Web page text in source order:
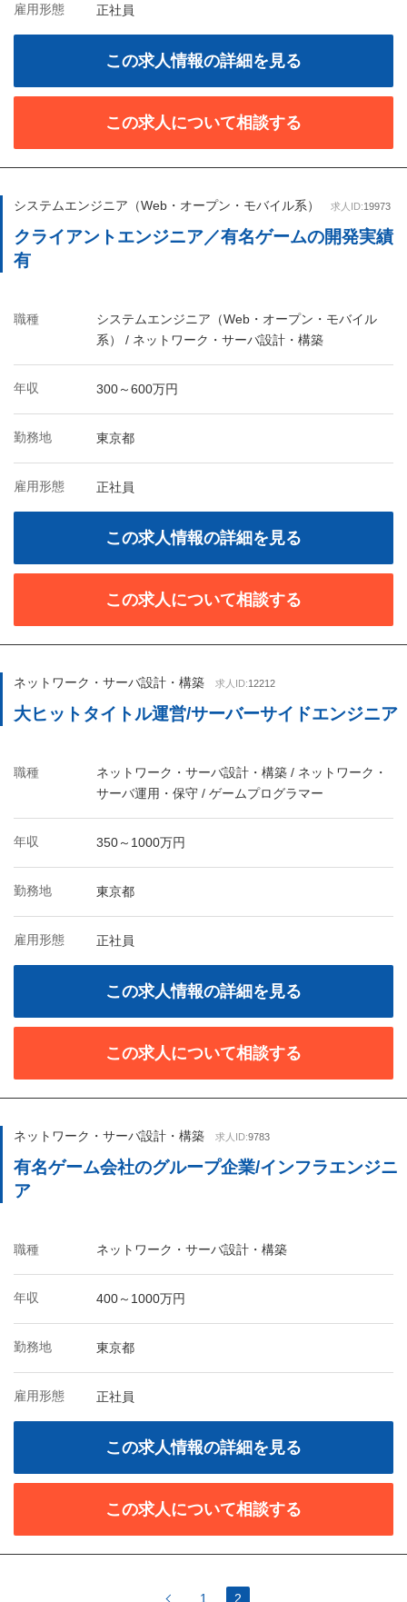
雇用形態 正社員
この求人情報の詳細を見る
この求人について相談する
システムエンジニア（Web・オープン・モバイル系） 求人ID:19973
クライアントエンジニア／有名ゲームの開発実績
有
職種
システムエンジニア（Web・オープン・モバイル
系） / ネットワーク・サーバ設計・構築
年収 300～600万円
勤務地 東京都
雇用形態 正社員
この求人情報の詳細を見る
この求人について相談する
ネットワーク・サーバ設計・構築 求人ID:12212
大ヒットタイトル運営/サーバーサイドエンジニア
職種
ネットワーク・サーバ設計・構築 / ネットワーク・
サーバ運用・保守 / ゲームプログラマー
年収 350～1000万円
勤務地 東京都
雇用形態 正社員
この求人情報の詳細を見る
この求人について相談する
ネットワーク・サーバ設計・構築 求人ID:9783
有名ゲーム会社のグループ企業/インフラエンジニ
ア
職種 ネットワーク・サーバ設計・構築
年収 400～1000万円
勤務地 東京都
雇用形態 正社員
この求人情報の詳細を見る
この求人について相談する
1 2